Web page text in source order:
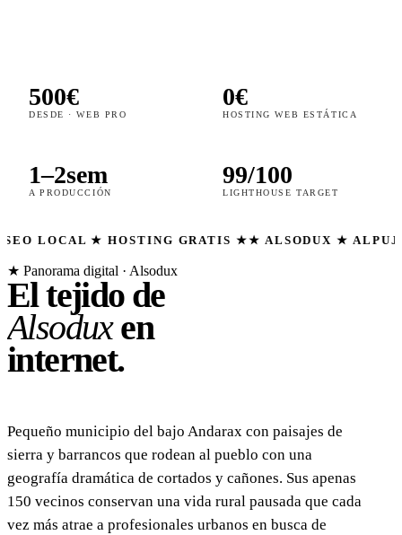
500€
DESDE · WEB PRO
0€
HOSTING WEB ESTÁTICA
1–2sem
A PRODUCCIÓN
99/100
LIGHTHOUSE TARGET
★ HOSTING GRATIS ★★ ALSODUX ★ ALPUJARRA
★ Panorama digital · Alsodux
El tejido de
Alsoduxen
internet.
Pequeño municipio del bajo Andarax con paisajes de
sierra y barrancos que rodean al pueblo con una
geografía dramática de cortados y cañones. Sus apenas
150 vecinos conservan una vida rural pausada que cada
vez más atrae a profesionales urbanos en busca de